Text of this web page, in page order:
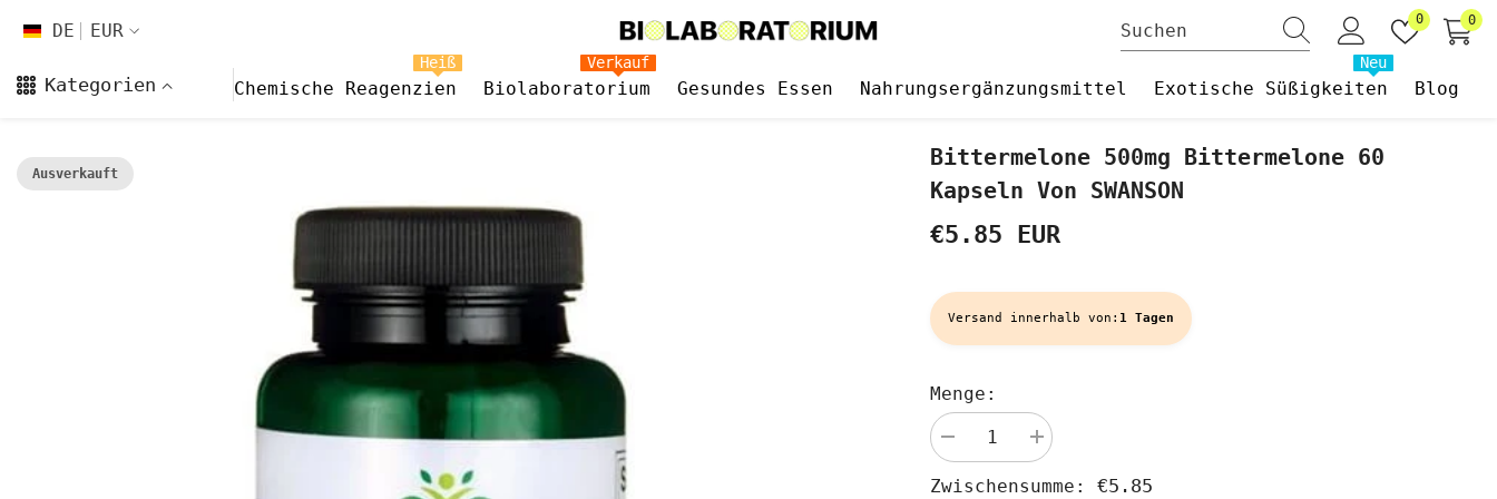
DE
FR
EUR
0 0
0
Kategorien Chemische Reagenzien
Heiß
Biolaboratorium
Verkauf
Gesundes Essen Nahrungsergänzungsmittel Exotische Süßigkeiten
Neu
Blog
Ausverkauft
Bittermelone 500mg Bittermelone 60
Kapseln Von SWANSON
€5.85 EUR
Versand innerhalb von: 1 Tagen
Menge:
verringern
für
Bittermelone
Menge
erhöhen
Bittermelone
Zwischensumme: €5.85